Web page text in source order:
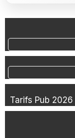
Tarifs Pub 2026